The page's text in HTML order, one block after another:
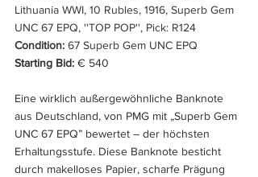
Lithuania WWI, 10 Rubles, 1916, Superb Gem
UNC 67 EPQ, ''TOP POP'', Pick: R124
Condition: 67 Superb Gem UNC EPQ
Starting Bid: € 540
Eine wirklich außergewöhnliche Banknote
aus Deutschland, von PMG mit „Superb Gem
UNC 67 EPQ” bewertet – der höchsten
Erhaltungsstufe. Diese Banknote besticht
durch makelloses Papier, scharfe Prägung